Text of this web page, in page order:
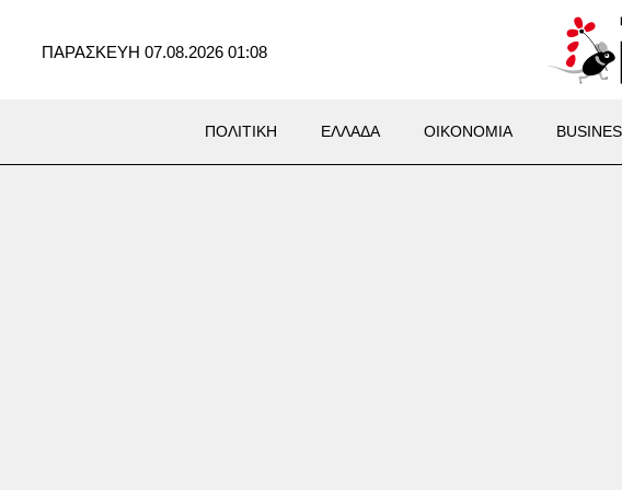
ΠΑΡΑΣΚΕΥΗ 07.08.2026 01:08
ΠΟΛΙΤΙΚΗ ΕΛΛΑΔΑ ΟΙΚΟΝΟΜΙΑ